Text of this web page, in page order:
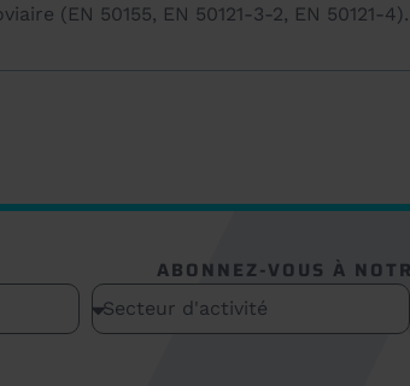
(EN 50155, EN 50121-3-2, EN 50121-4).
ABONNEZ-VOUS À